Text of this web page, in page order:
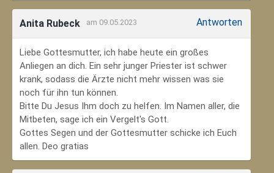
Anita Rubeck am 09.05.2023 Antworten
Liebe Gottesmutter, ich habe heute ein großes
Anliegen an dich. Ein sehr junger Priester ist schwer
krank, sodass die Ärzte nicht mehr wissen was sie
noch für ihn tun können.
Bitte Du Jesus Ihm doch zu helfen. Im Namen aller, die
Mitbeten, sage ich ein Vergelt's Gott.
Gottes Segen und der Gottesmutter schicke ich Euch
allen. Deo gratias